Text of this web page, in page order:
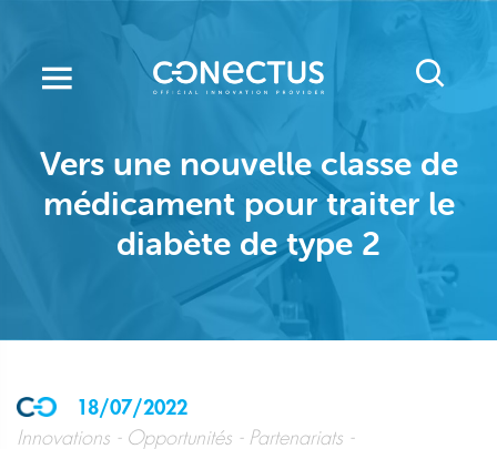
main
Vers une nouvelle classe de
médicament pour traiter le
diabète de type 2
18/07/2022
Innovations
Opportunités
Partenariats